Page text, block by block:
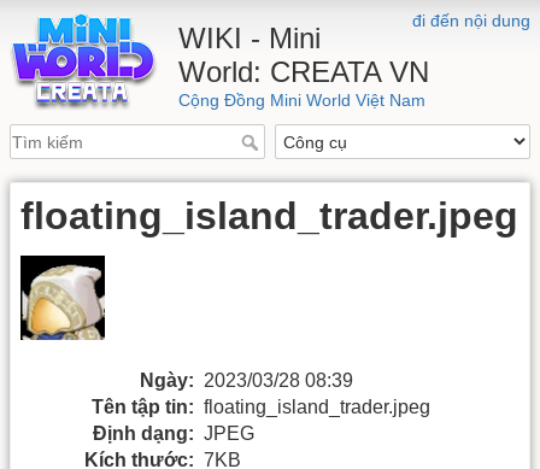
đi đến nội dung
WIKI - Mini
World: CREATA VN
Cộng Đồng Mini World Việt Nam
floating_island_trader.jpeg
Ngày: 2023/03/28 08:39
Tên tập tin: floating_island_trader.jpeg
Định dạng: JPEG
Kích thước: 7KB